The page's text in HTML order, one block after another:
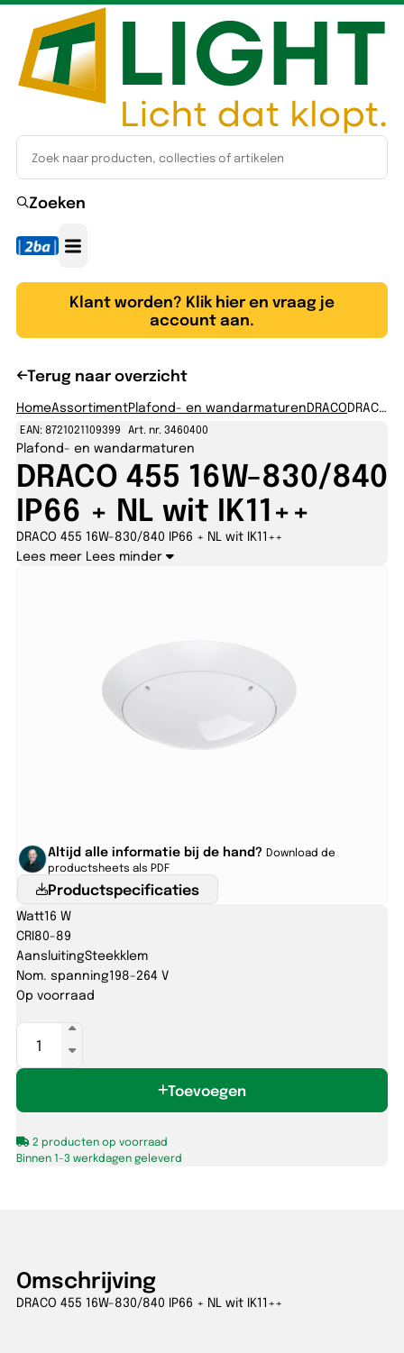
Zoeken
Klant worden? Klik hier en vraag je
account aan.
Terug naar overzicht
HomeAssortimentPlafond- en wandarmaturenDRACODRACO 455 16W-830/840 IP66 + NL wit IK11++
EAN: 8721021109399 Art. nr. 3460400
Plafond- en wandarmaturen
DRACO 455 16W-830/840
IP66 + NL wit IK11++
DRACO 455 16W-830/840 IP66 + NL wit IK11++
Lees meer Lees minder
Altijd alle informatie bij de hand? Download de
productsheets als PDF
Productspecificaties
Watt16 W
CRI80-89
AansluitingSteekklem
Nom. spanning198-264 V
Op voorraad
DRACO
16W-
IP66
NL
Toevoegen
2 producten op voorraad
Binnen 1-3 werkdagen geleverd
Omschrijving
DRACO 455 16W-830/840 IP66 + NL wit IK11++